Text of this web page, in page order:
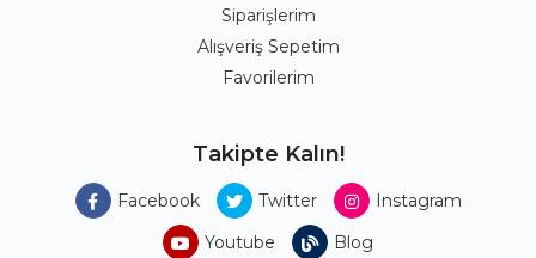
Siparişlerim
Alışveriş Sepetim
Favorilerim
Takipte Kalın!
Facebook Twitter
Instagram
Youtube
Blog